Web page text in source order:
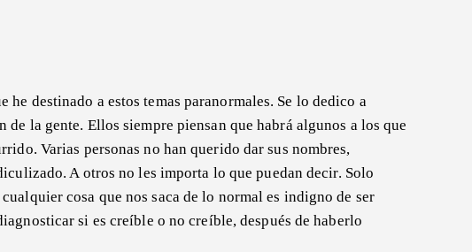
destinado a estos temas paranormales. Se lo dedico a
la gente. Ellos siempre piensan que habrá algunos a los que
Varias personas no han querido dar sus nombres,
A otros no les importa lo que puedan decir. Solo
cosa que nos saca de lo normal es indigno de ser
si es creíble o no creíble, después de haberlo